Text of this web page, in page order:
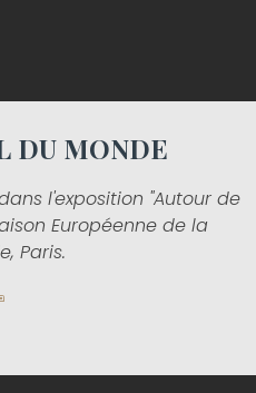
DU MONDE
l'exposition "Autour de
Européenne de la
Paris.